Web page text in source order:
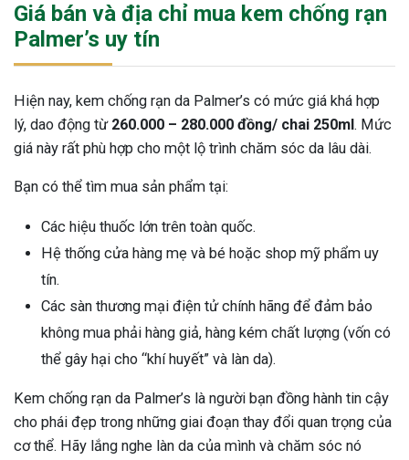
Giá bán và địa chỉ mua kem chống rạn
Palmer’s uy tín
Hiện nay, kem chống rạn da Palmer’s có mức giá khá hợp
lý, dao động từ 260.000 – 280.000 đồng/ chai 250ml . Mức
giá này rất phù hợp cho một lộ trình chăm sóc da lâu dài.
Bạn có thể tìm mua sản phẩm tại:
Các hiệu thuốc lớn trên toàn quốc.
Hệ thống cửa hàng mẹ và bé hoặc shop mỹ phẩm uy
tín.
Các sàn thương mại điện tử chính hãng để đảm bảo
không mua phải hàng giả, hàng kém chất lượng (vốn có
thể gây hại cho “khí huyết” và làn da).
Kem chống rạn da Palmer’s là người bạn đồng hành tin cậy
cho phái đẹp trong những giai đoạn thay đổi quan trọng của
cơ thể. Hãy lắng nghe làn da của mình và chăm sóc nó